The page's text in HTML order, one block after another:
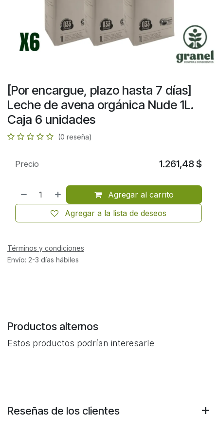
[Por encargue, plazo hasta 7 días]
Leche de avena orgánica Nude 1L.
Caja 6 unidades
(0 reseña)
Agregar al carrito
Agregar a la lista de deseos
Precio 1.261,48$
Términos y condiciones
Envío: 2-3 días hábiles
Productos alternos
Estos productos podrían interesarle
Reseñas de los clientes